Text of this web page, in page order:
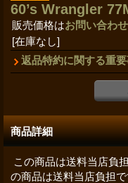
60’s Wrangler
販売価格はお問い合わせ
[在庫なし]
返品特約に関する重
商品詳細
この商品は送料当店負
の商品は送料当店負担